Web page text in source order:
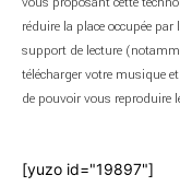
réduire la place occupée
support de lecture
télécharger votre musique
de pouvoir vous reproduire
[yuzo id="19897"]